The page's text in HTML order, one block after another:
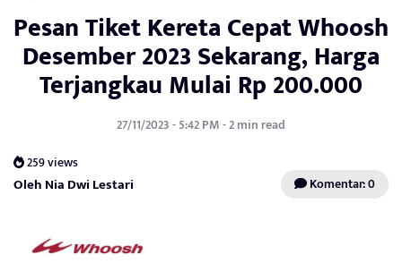
Pesan Tiket Kereta Cepat Whoosh
Desember 2023 Sekarang, Harga
Terjangkau Mulai Rp 200.000
27/11/2023 - 5:42 PM - 2 min read
259 views
Oleh Nia Dwi Lestari Komentar: 0